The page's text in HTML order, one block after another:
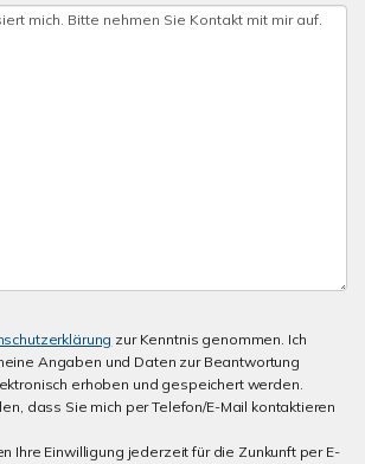
zur Kenntnis genommen. Ich
Angaben und Daten zur Beantwortung
erhoben und gespeichert werden.
dass Sie mich per Telefon/E-Mail kontaktieren
Ihre Einwilligung jederzeit für die Zunkunft per E-